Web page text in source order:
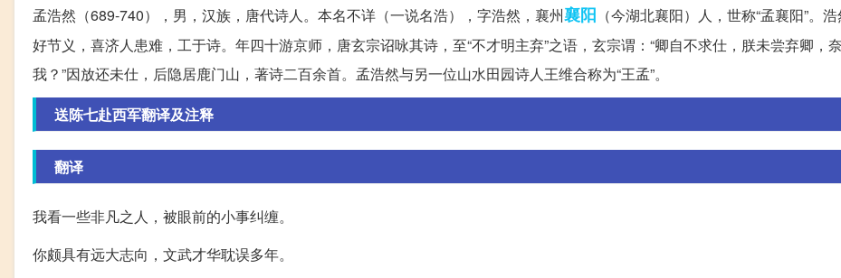
孟浩然（689-740），男，汉族，唐代诗人。本名不详（一说名浩），字浩然，襄州襄阳 （今湖北襄阳）人，世称“孟襄阳”。
好节义，喜济人患难，工于诗。年四十游京师，唐玄宗诏咏其诗，至“不才明主弃”之语，玄宗谓：“卿自不求仕，朕未尝弃卿，
我？”因放还未仕，后隐居鹿门山，著诗二百余首。孟浩然与另一位山水田园诗人王维合称为“王孟”。
送陈七赴西军翻译及注释
翻译
我看一些非凡之人，被眼前的小事纠缠。
你颇具有远大志向，文武才华耽误多年。